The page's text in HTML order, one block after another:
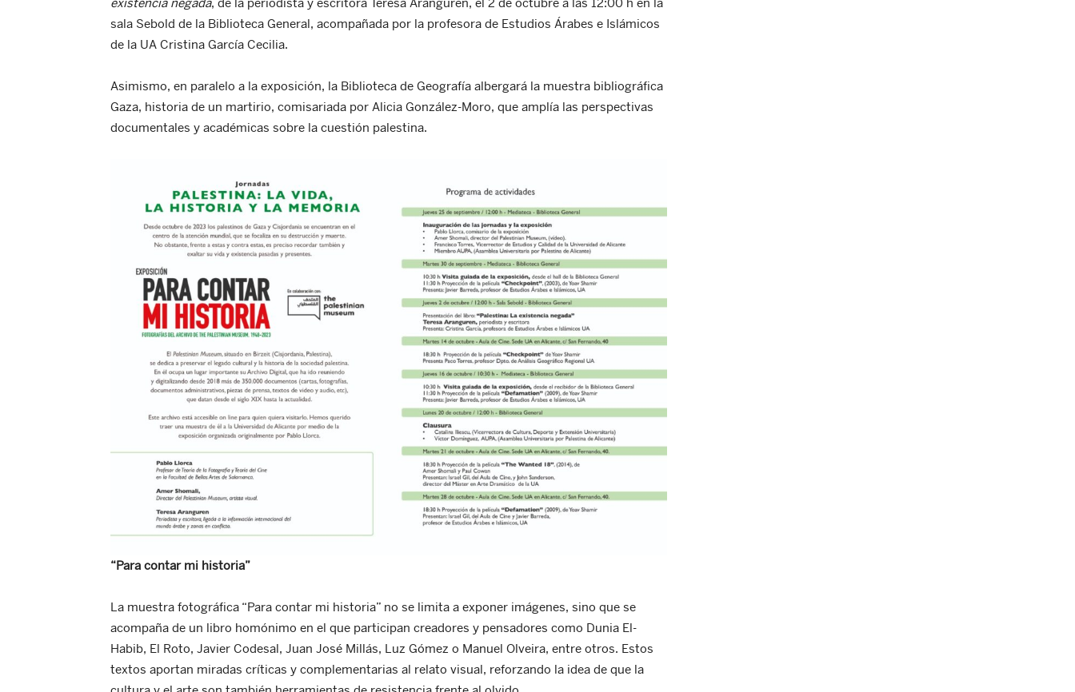
existencia negada, de la periodista y escritora Teresa Aranguren, el 2 de octubre a las 12:00 h en la
sala Sebold de la Biblioteca General, acompañada por la profesora de Estudios Árabes e Islámicos
de la UA Cristina García Cecilia.
Asimismo, en paralelo a la exposición, la Biblioteca de Geografía albergará la muestra bibliográfica
Gaza, historia de un martirio, comisariada por Alicia González-Moro, que amplía las perspectivas
documentales y académicas sobre la cuestión palestina.
“Para contar mi historia”
La muestra fotográfica “Para contar mi historia” no se limita a exponer imágenes, sino que se
acompaña de un libro homónimo en el que participan creadores y pensadores como Dunia El-
Habib, El Roto, Javier Codesal, Juan José Millás, Luz Gómez o Manuel Olveira, entre otros. Estos
textos aportan miradas críticas y complementarias al relato visual, reforzando la idea de que la